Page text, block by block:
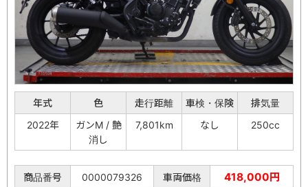
年式 色 走行距離 車検・保険
排気量
2022年
ガンM / 艶
消し
7,801km なし 250cc
商品番号 0000079326 車両価格 418,000円